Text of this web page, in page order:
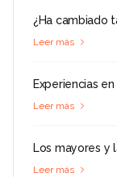
¿Ha cambiado
Leer más
Experiencias
Leer más
Los mayores y
Leer más